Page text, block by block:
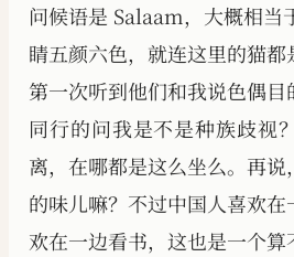
问候语是 Salaam，大概相
睛五颜六色，就连这里的猫
第一次听到他们和我说色偶目
同行的问我是不是种族歧视
离，在哪都是这么坐么。再
的味儿嘛？不过中国人喜欢
欢在一边看书，这也是一个算